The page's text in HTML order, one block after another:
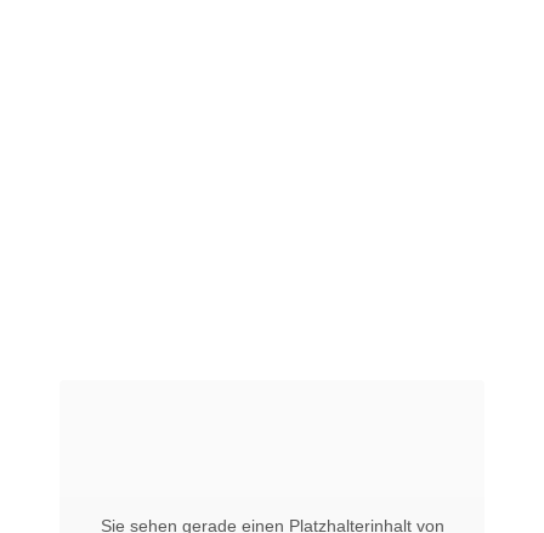
Sie sehen gerade einen Platzhalterinhalt von